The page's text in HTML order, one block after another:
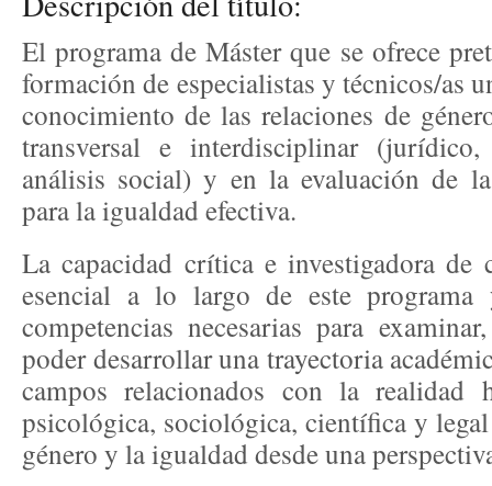
El programa de Máster que se ofrece
formación de especialistas y técnicos/as
conocimiento de las relaciones de
transversal e interdisciplinar
análisis social) y en la evaluación de
para la igualdad efectiva.
La capacidad crítica e investigadora de
esencial a lo largo de este
competencias necesarias para
poder desarrollar una trayectoria
campos relacionados con la realidad
psicológica, sociológica, científica y
género y la igualdad desde una